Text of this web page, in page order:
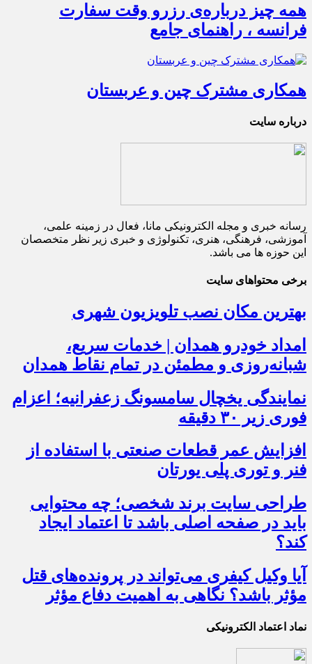
همه چیز درباره‌ی رزرو وقت سفارت
فرانسه ، راهنمای جامع
همکاری مشترک چین و عربستان
درباره سایت
رسانه خبری و مجله الکترونیکی مانا، فعال در زمینه علمی،
آموزشی، فرهنگی، هنری، تکنولوژی و خبری زیر نظر متخصصان
این حوزه ها می باشد.
برخی محتواهای سایت
بهترین مکان نصب تلویزیون شهری
امداد خودرو همدان | خدمات سریع،
شبانه‌روزی و مطمئن در تمام نقاط همدان
نمایندگی یخچال سامسونگ زعفرانیه؛ اعزام
فوری زیر ۳۰ دقیقه
افزایش عمر قطعات صنعتی با استفاده از
فنر و توری پلی یورتان
طراحی سایت برند شخصی؛ چه محتوایی
باید در صفحه اصلی باشد تا اعتماد ایجاد
کند؟
آیا وکیل کیفری می‌تواند در پرونده‌های قتل
مؤثر باشد؟ نگاهی به اهمیت دفاع مؤثر
نماد اعتماد الکترونیکی